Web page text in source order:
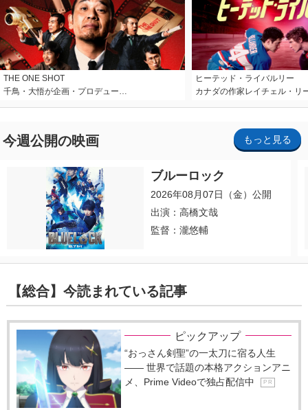
THE ONE SHOT
千鳥・大悟が企画・プロデュー…
ヒーテッド・ライバルリー
カナダの作家レイチェル・リ
今週公開の映画 もっと見る
ブルーロック
2026年08月07日（金）公開
出演：高橋文哉
監督：瀧悠輔
【総合】今読まれている記事
ピックアップ
“おっさん剣聖”の一太刀に宿る人生
―― 世界で話題の本格アクションアニ
メ、Prime Videoで独占配信中
P R